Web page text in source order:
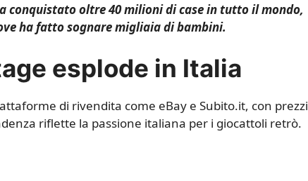
conquistato oltre 40 milioni di case in tutto il mondo,
ha fatto sognare migliaia di bambini.
esplode in Italia
di rivendita come eBay e Subito.it, con prezzi
riflette la passione italiana per i giocattoli retrò.